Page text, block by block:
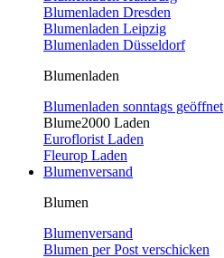
Blumenladen Dresden
Blumenladen Leipzig
Blumenladen Düsseldorf
Blumenladen
Blumenladen sonntags geöffnet
Blume2000 Laden
Euroflorist Laden
Fleurop Laden
Blumenversand
Blumen
Blumenversand
Blumen per Post verschicken